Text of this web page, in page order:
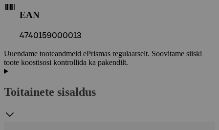
EAN
4740159000013
Uuendame tooteandmeid ePrismas regulaarselt. Soovitame siiski
toote koostisosi kontrollida ka pakendilt.
Toitainete sisaldus